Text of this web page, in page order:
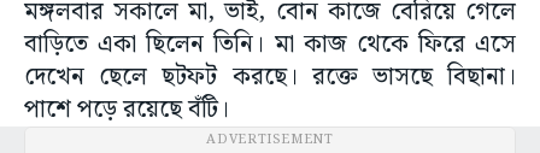
মঙ্গলবার সকালে মা, ভাই, বোন কাজে বেরিয়ে গেলে
বাড়িতে একা ছিলেন তিনি। মা কাজ থেকে ফিরে এসে
দেখেন ছেলে ছটফট করছে। রক্তে ভাসছে বিছানা।
পাশে পড়ে রয়েছে বঁটি।
ADVERTISEMENT